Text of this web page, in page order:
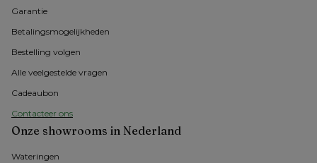
Garantie
Betalingsmogelijkheden
Bestelling volgen
Alle veelgestelde vragen
Cadeaubon
Contacteer ons
Onze showrooms in Nederland
Wateringen